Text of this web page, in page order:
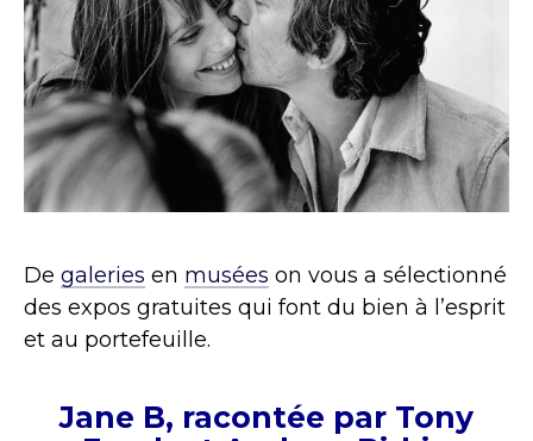
De galeries en musées on vous a sélectionné
des expos gratuites qui font du bien à l’esprit
et au portefeuille.
Jane B, racontée par Tony